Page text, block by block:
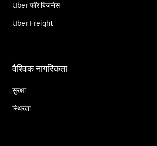
Uber फॉर बिज़नेस
Uber Freight
वैश्विक नागरिकता
सुरक्षा
स्थिरता